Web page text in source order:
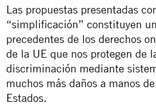
Las propuestas presentadas
“simplificación” constituyen
precedentes de los derechos
de la UE que nos protegen de
discriminación mediante
muchos más daños a manos
Estados.